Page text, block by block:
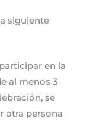
siguiente
en la
al menos 3
se
otra persona